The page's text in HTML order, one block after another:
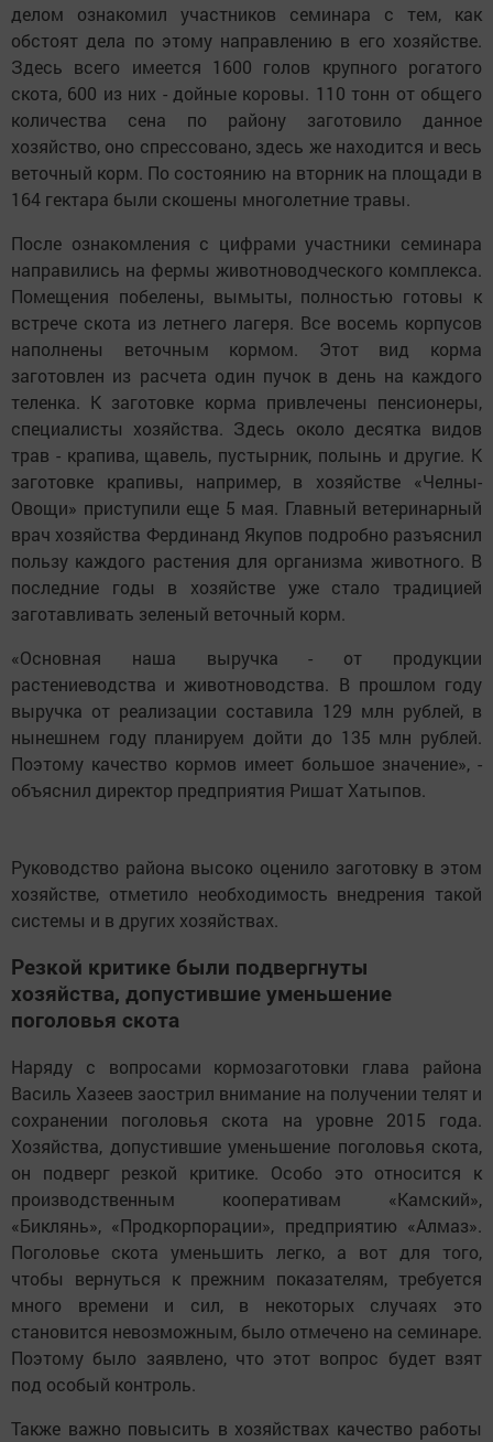
делом ознакомил участников семинара с тем, как
обстоят дела по этому направлению в его хозяйстве.
Здесь всего имеется 1600 голов крупного рогатого
скота, 600 из них - дойные коровы. 110 тонн от общего
количества сена по району заготовило данное
хозяйство, оно спрессовано, здесь же находится и весь
веточный корм. По состоянию на вторник на площади в
164 гектара были скошены многолетние травы.
После ознакомления с цифрами участники семинара
направились на фермы животноводческого комплекса.
Помещения побелены, вымыты, полностью готовы к
встрече скота из летнего лагеря. Все восемь корпусов
наполнены веточным кормом. Этот вид корма
заготовлен из расчета один пучок в день на каждого
теленка. К заготовке корма привлечены пенсионеры,
специалисты хозяйства. Здесь около десятка видов
трав - крапива, щавель, пустырник, полынь и другие. К
заготовке крапивы, например, в хозяйстве «Челны-
Овощи» приступили еще 5 мая. Главный ветеринарный
врач хозяйства Фердинанд Якупов подробно разъяснил
пользу каждого растения для организма животного. В
последние годы в хозяйстве уже стало традицией
заготавливать зеленый веточный корм.
«Основная наша выручка - от продукции
растениеводства и животноводства. В прошлом году
выручка от реализации составила 129 млн рублей, в
нынешнем году планируем дойти до 135 млн рублей.
Поэтому качество кормов имеет большое значение», -
объяснил директор предприятия Ришат Хатыпов.
Руководство района высоко оценило заготовку в этом
хозяйстве, отметило необходимость внедрения такой
системы и в других хозяйствах.
Резкой критике были подвергнуты
хозяйства, допустившие уменьшение
поголовья скота
Наряду с вопросами кормозаготовки глава района
Василь Хазеев заострил внимание на получении телят и
сохранении поголовья скота на уровне 2015 года.
Хозяйства, допустившие уменьшение поголовья скота,
он подверг резкой критике. Особо это относится к
производственным кооперативам «Камский»,
«Биклянь», «Продкорпорации», предприятию «Алмаз».
Поголовье скота уменьшить легко, а вот для того,
чтобы вернуться к прежним показателям, требуется
много времени и сил, в некоторых случаях это
становится невозможным, было отмечено на семинаре.
Поэтому было заявлено, что этот вопрос будет взят
под особый контроль.
Также важно повысить в хозяйствах качество работы